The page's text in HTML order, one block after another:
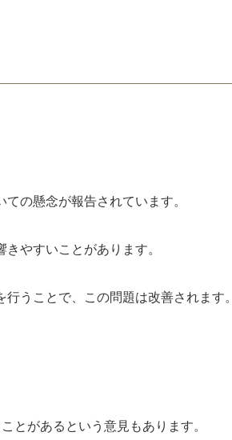
の懸念が報告されています。
やすいことがあります。
うことで、この問題は改善されます。
とがあるという意見もあります。